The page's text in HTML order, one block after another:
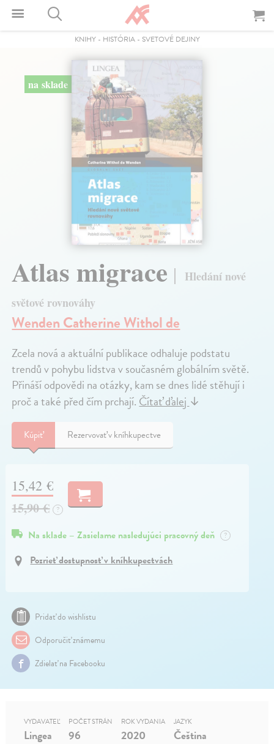
KNIHY- HISTÓRIA- SVETOVÉ DEJINY
na sklade
Atlas migrace
Hledání nové
světové rovnováhy
Wenden Catherine Withol de
Zcela nová a aktuální publikace odhaluje podstatu
trendů v pohybu lidstva v současném globálním světě.
Přináší odpovědi na otázky, kam se dnes lidé stěhují i
proč a také před čím prchají. Čítať ďalej ↓
Kúpiť Rezervovať v kníhkupectve
15,42 €
15,90 € ?
Na sklade – Zasielame nasledujúci pracovný deň ?
Pozrieť dostupnosť v kníhkupectvách
Pridať do wishlistu
Odporučiť známemu
Zdielať na Facebooku
VYDAVATEĽ
Lingea
POČET STRÁN
96
ROK VYDANIA
2020
JAZYK
Čeština